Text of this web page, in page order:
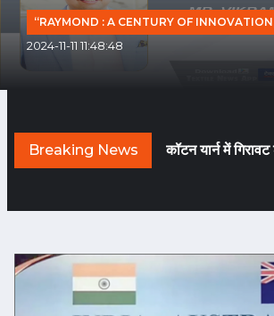
“RAYMOND : A CENTURY OF
2024-11-11 11:48:48
Breaking News